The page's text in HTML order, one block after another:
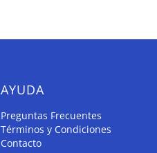
AYUDA
Preguntas Frecuentes
Términos y Condiciones
Contacto